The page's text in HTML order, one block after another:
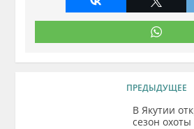
ПРЕДЫДУЩЕЕ
В Якутии
сезон охоты